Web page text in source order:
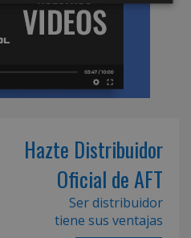
Hazte Distribuidor
Oficial de AFT
Ser distribuidor
tiene sus ventajas